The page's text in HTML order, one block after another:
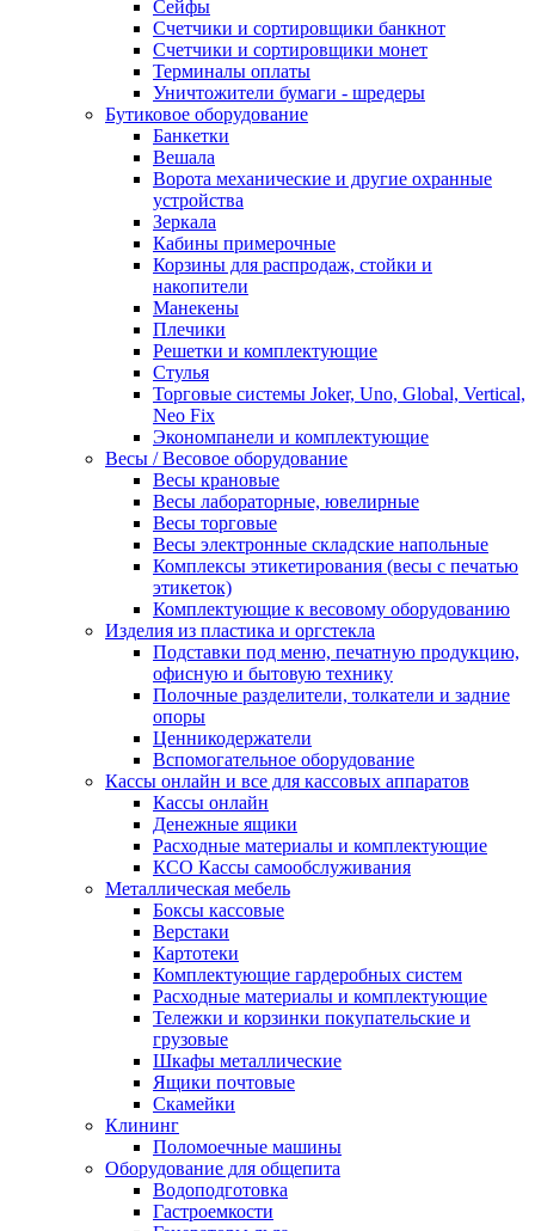
Сейфы
Счетчики и сортировщики банкнот
Счетчики и сортировщики монет
Терминалы оплаты
Уничтожители бумаги - шредеры
Бутиковое оборудование
Банкетки
Вешала
Ворота механические и другие охранные
устройства
Зеркала
Кабины примерочные
Корзины для распродаж, стойки и
накопители
Манекены
Плечики
Решетки и комплектующие
Стулья
Торговые системы Joker, Uno, Global, Vertical,
Neo Fix
Экономпанели и комплектующие
Весы / Весовое оборудование
Весы крановые
Весы лабораторные, ювелирные
Весы торговые
Весы электронные складские напольные
Комплексы этикетирования (весы с печатью
этикеток)
Комплектующие к весовому оборудованию
Изделия из пластика и оргстекла
Подставки под меню, печатную продукцию,
офисную и бытовую технику
Полочные разделители, толкатели и задние
опоры
Ценникодержатели
Вспомогательное оборудование
Кассы онлайн и все для кассовых аппаратов
Кассы онлайн
Денежные ящики
Расходные материалы и комплектующие
КСО Кассы самообслуживания
Металлическая мебель
Боксы кассовые
Верстаки
Картотеки
Комплектующие гардеробных систем
Расходные материалы и комплектующие
Тележки и корзинки покупательские и
грузовые
Шкафы металлические
Ящики почтовые
Скамейки
Клининг
Поломоечные машины
Оборудование для общепита
Водоподготовка
Гастроемкости